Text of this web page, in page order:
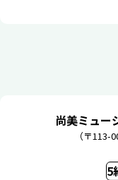
尚美ミュー
（〒113-
5